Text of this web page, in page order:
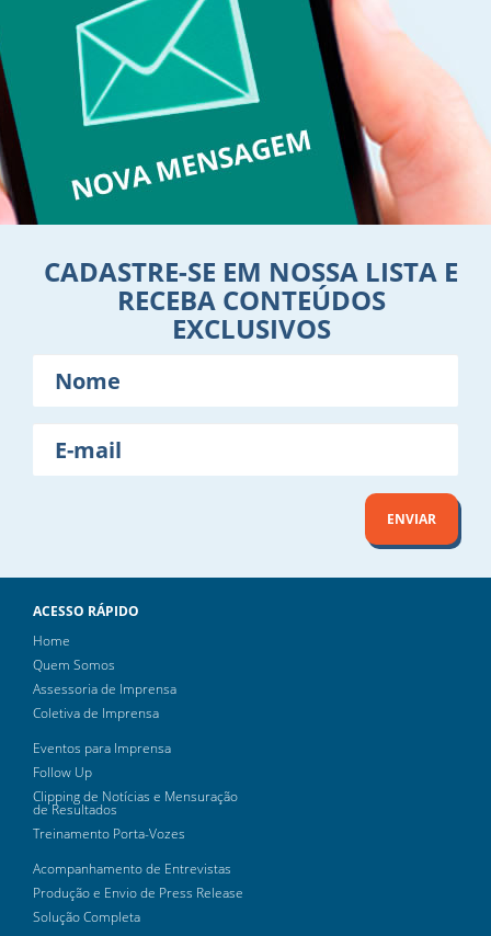
CADASTRE-SE EM NOSSA LISTA E
RECEBA CONTEÚDOS
EXCLUSIVOS
mail
ENVIAR
ACESSO RÁPIDO
Home
Quem Somos
Assessoria de Imprensa
Coletiva de Imprensa
Eventos para Imprensa
Follow Up
Clipping de Notícias e Mensuração
de Resultados
Treinamento Porta-Vozes
Acompanhamento de Entrevistas
Produção e Envio de Press Release
Solução Completa